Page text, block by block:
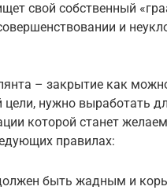
свой собственный
и
– закрытие как
нужно выработать
которой станет
правилах:
быть жадным и